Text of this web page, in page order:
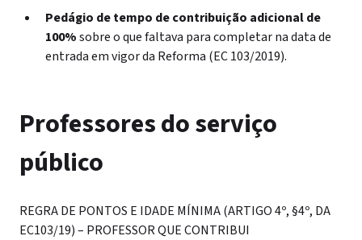
Pedágio de tempo de contribuição adicional de
100%sobre o que faltava para completar na data de
entrada em vigor da Reforma (EC 103/2019).
Professores do serviço
público
REGRA DE PONTOS E IDADE MÍNIMA (ARTIGO 4º, §4º, DA
EC103/19) – PROFESSOR QUE CONTRIBUI